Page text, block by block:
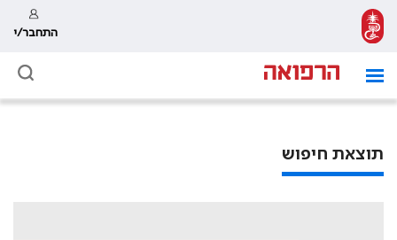
התחבר/י
תוצאת חיפוש